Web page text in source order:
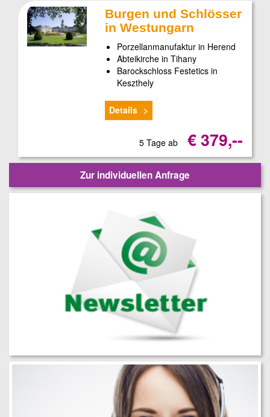
Burgen und Schlösser
in Westungarn
Porzellanmanufaktur in Herend
Abteikirche in Tihany
Barockschloss Festetics in
Keszthely
Details
5 Tage ab € 379,--
Zur individuellen Anfrage